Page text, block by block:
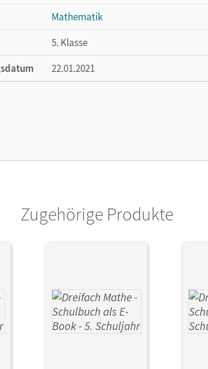
Mathematik
5. Klasse
22.01.2021
Zugehörige Produkte